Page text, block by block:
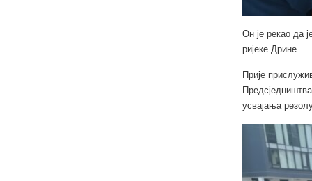
Он је рекао да
ријеке Дрине.
Прије
усвајања